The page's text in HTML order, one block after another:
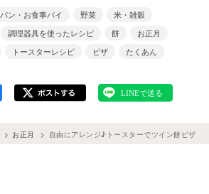
パン・お食事パイ 野菜
米・雑穀
調理器具を使ったレシピ 餅
お正月
トースターレシピ ピザ たくあん
お正月 自由にアレンジ♪トースターでツイン餅ピザ